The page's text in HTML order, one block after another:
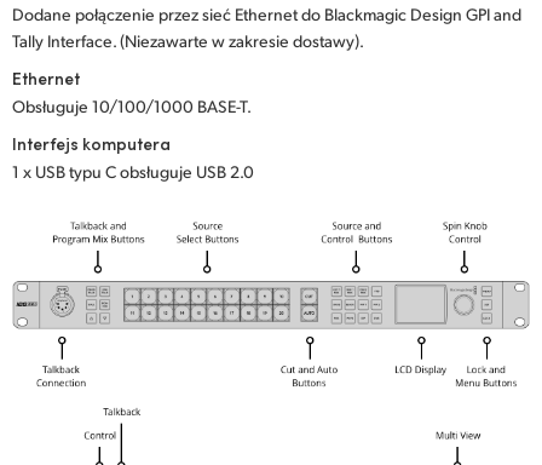
Dodane połączenie przez sieć Ethernet do Blackmagic Design GPI and
Tally Interface. (Niezawarte w zakresie dostawy).
Ethernet
Obsługuje 10/100/1000 BASE-T.
Interfejs komputera
1 x USB typu C obsługuje USB 2.0